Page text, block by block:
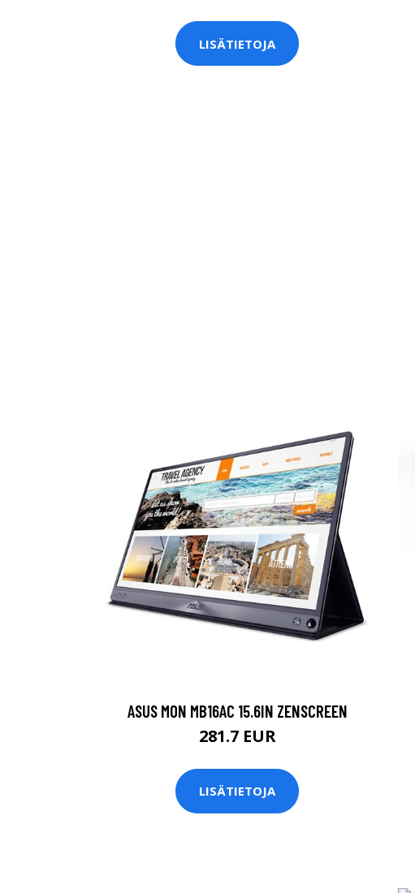
LISÄTIETOJA
ASUS MON MB16AC 15.6IN ZENSCREEN
281.7 EUR
LISÄTIETOJA